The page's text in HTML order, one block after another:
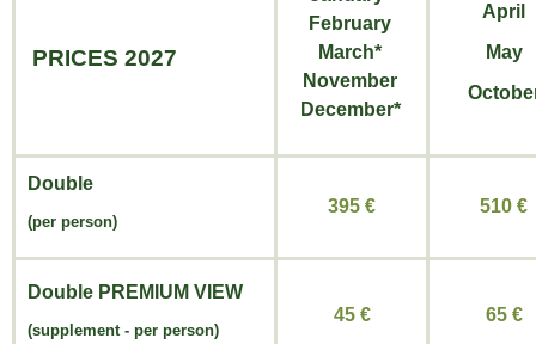
PRICES 2027
February
March*
November
December*
April
May
Double
(per person)
395 € 510 €
Double PREMIUM VIEW
(supplement - per person)
45 € 65 €